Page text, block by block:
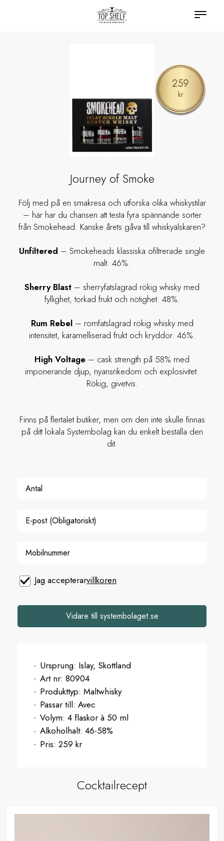
259
kr
Jag accepterarvillkoren
Vidare till systembolaget.se
Journey of Smoke
Följ med på en smakresa och utforska olika whiskystilar
– här har du chansen att testa fyra spännande sorter
från Smokehead. Kanske årets gåva till whiskyälskaren?
Unfiltered – Smokeheads klassiska ofiltrerade single
malt. 46%.
Sherry Blast – sherryfatslagrad rökig whisky med
fyllighet, torkad frukt och nötighet. 48%.
Rum Rebel– romfatslagrad rökig whisky med
intensitet, karamelliserad frukt och kryddor. 46%.
High Voltage – cask strength på 58% med
imponerande djup, nyansrikedom och explosivitet.
Rökig, givetvis.
Finns på flertalet butiker, men om den inte skulle finnas
på ditt lokala Systembolag kan du enkelt beställa den
dit.
Ursprung: Islay, Skottland
Art nr: 80904
Produkttyp: Maltwhisky
Passar till: Avec
Volym: 4 flaskor à 50 ml
Alkoholhalt: 46-58%
Pris: 259 kr
Cocktailrecept